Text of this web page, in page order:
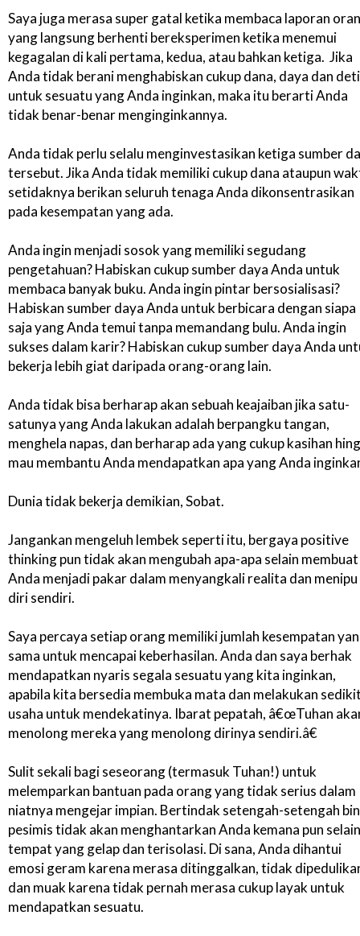
Saya juga merasa super gatal ketika membaca laporan
yang langsung berhenti bereksperimen ketika menemui
kegagalan di kali pertama, kedua, atau bahkan ketiga. Jika
Anda tidak berani menghabiskan cukup dana, daya dan
untuk sesuatu yang Anda inginkan, maka itu berarti Anda
tidak benar-benar menginginkannya.
Anda tidak perlu selalu menginvestasikan ketiga sumber
tersebut. Jika Anda tidak memiliki cukup dana ataupun
setidaknya berikan seluruh tenaga Anda dikonsentrasikan
pada kesempatan yang ada.
Anda ingin menjadi sosok yang memiliki segudang
pengetahuan? Habiskan cukup sumber daya Anda untuk
membaca banyak buku. Anda ingin pintar bersosialisasi?
Habiskan sumber daya Anda untuk berbicara dengan siapa
saja yang Anda temui tanpa memandang bulu. Anda ingin
sukses dalam karir? Habiskan cukup sumber daya Anda
bekerja lebih giat daripada orang-orang lain.
Anda tidak bisa berharap akan sebuah keajaiban jika satu-
satunya yang Anda lakukan adalah berpangku tangan,
menghela napas, dan berharap ada yang cukup kasihan
mau membantu Anda mendapatkan apa yang Anda
Dunia tidak bekerja demikian, Sobat.
Jangankan mengeluh lembek seperti itu, bergaya positive
thinking pun tidak akan mengubah apa-apa selain membuat
Anda menjadi pakar dalam menyangkali realita dan menipu
diri sendiri.
Saya percaya setiap orang memiliki jumlah kesempatan
sama untuk mencapai keberhasilan. Anda dan saya berhak
mendapatkan nyaris segala sesuatu yang kita inginkan,
apabila kita bersedia membuka mata dan melakukan
usaha untuk mendekatinya. Ibarat pepatah, â€œTuhan
menolong mereka yang menolong dirinya sendiri.â€
Sulit sekali bagi seseorang (termasuk Tuhan!) untuk
melemparkan bantuan pada orang yang tidak serius dalam
niatnya mengejar impian. Bertindak setengah-setengah bin
pesimis tidak akan menghantarkan Anda kemana pun selain
tempat yang gelap dan terisolasi. Di sana, Anda dihantui
emosi geram karena merasa ditinggalkan, tidak
dan muak karena tidak pernah merasa cukup layak untuk
mendapatkan sesuatu.